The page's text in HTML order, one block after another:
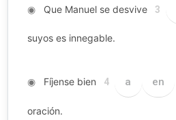
◉Que Manuel se desvive 3
suyos es innegable.
◉Fíjense bien 4 a en
oración.